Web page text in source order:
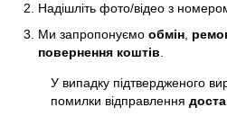
Надішліть фото/відео з
Ми запропонуємо обмін
повернення коштів
У випадку підтвердженого
помилки відправлення